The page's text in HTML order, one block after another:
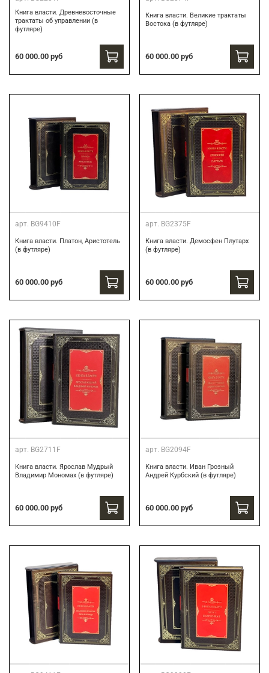
Книга власти. Древневосточные
трактаты об управлении (в
футляре)
60 000.00 руб
Книга власти. Великие трактаты
Востока (в футляре)
60 000.00 руб
арт. BG9410F
Книга власти. Платон, Аристотель
(в футляре)
60 000.00 руб
арт. BG2375F
Книга власти. Демосфен Плутарх
(в футляре)
60 000.00 руб
арт. BG2711F
Книга власти. Ярослав Мудрый
Владимир Мономах (в футляре)
60 000.00 руб
арт. BG2094F
Книга власти. Иван Грозный
Андрей Курбский (в футляре)
60 000.00 руб